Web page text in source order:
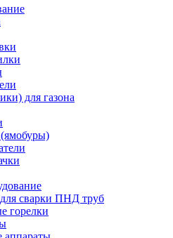
для газона
сварки ПНД труб
горелки